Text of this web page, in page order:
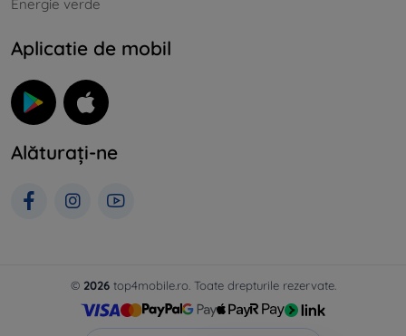
Energie verde
Aplicatie de mobil
Alăturați-ne
© 2026top4mobile.ro. Toate drepturile rezervate.